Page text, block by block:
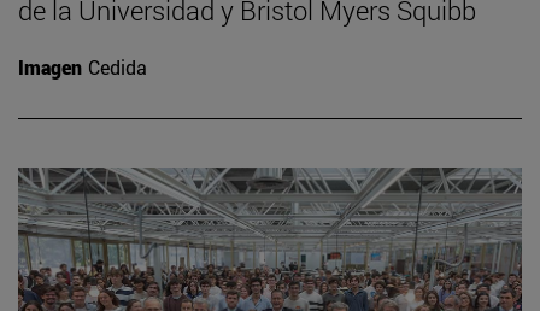
de la Universidad y Bristol Myers Squibb
Imagen Cedida